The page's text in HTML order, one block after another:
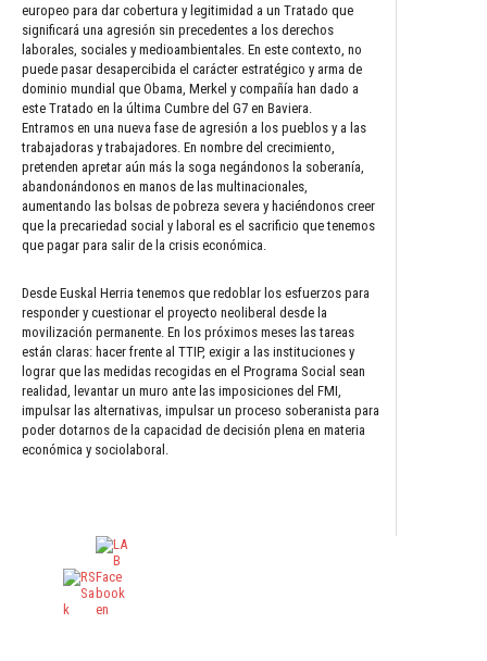
europeo para dar cobertura y legitimidad a un Tratado que
significará una agresión sin precedentes a los derechos
laborales, sociales y medioambientales. En este contexto, no
puede pasar desapercibida el carácter estratégico y arma de
dominio mundial que Obama, Merkel y compañía han dado a
este Tratado en la última Cumbre del G7 en Baviera.
Entramos en una nueva fase de agresión a los pueblos y a las
trabajadoras y trabajadores. En nombre del crecimiento,
pretenden apretar aún más la soga negándonos la soberanía,
abandonándonos en manos de las multinacionales,
aumentando las bolsas de pobreza severa y haciéndonos creer
que la precariedad social y laboral es el sacrificio que tenemos
que pagar para salir de la crisis económica.
Desde Euskal Herria tenemos que redoblar los esfuerzos para
responder y cuestionar el proyecto neoliberal desde la
movilización permanente. En los próximos meses las tareas
están claras: hacer frente al TTIP, exigir a las instituciones y
lograr que las medidas recogidas en el Programa Social sean
realidad, levantar un muro ante las imposiciones del FMI,
impulsar las alternativas, impulsar un proceso soberanista para
poder dotarnos de la capacidad de decisión plena en materia
económica y sociolaboral.